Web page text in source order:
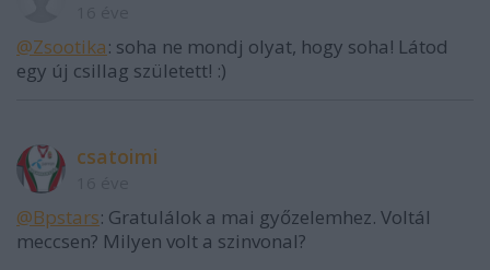
@Zsootika: soha ne mondj olyat, hogy soha! Látod
egy új csillag született! :)
csatoimi
@Bpstars: Gratulálok a mai győzelemhez. Voltál
meccsen? Milyen volt a szinvonal?